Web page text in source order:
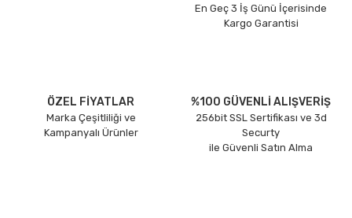
En Geç 3 İş Günü İçerisinde
Kargo Garantisi
ÖZEL FİYATLAR
Marka Çeşitliliği ve
Kampanyalı Ürünler
%100 GÜVENLİ ALIŞVERİŞ
256bit SSL Sertifikası ve 3d
Securty
ile Güvenli Satın Alma